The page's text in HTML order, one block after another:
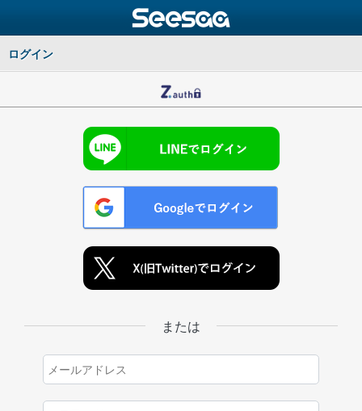
ログイン
または